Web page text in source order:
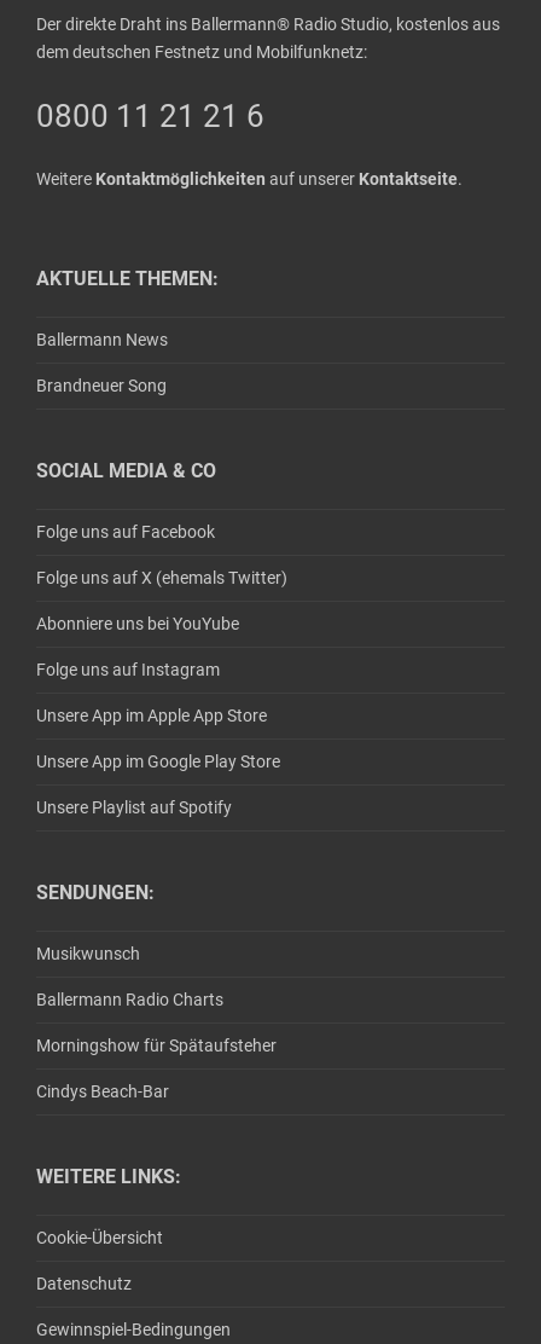
Der direkte Draht ins Ballermann® Radio Studio, kostenlos aus
dem deutschen Festnetz und Mobilfunknetz:
0800 11 21 21 6
Weitere Kontaktmöglichkeiten auf unserer Kontaktseite.
AKTUELLE THEMEN:
Ballermann News
Brandneuer Song
SOCIAL MEDIA & CO
Folge uns auf Facebook
Folge uns auf X (ehemals Twitter)
Abonniere uns bei YouYube
Folge uns auf Instagram
Unsere App im Apple App Store
Unsere App im Google Play Store
Unsere Playlist auf Spotify
SENDUNGEN:
Musikwunsch
Ballermann Radio Charts
Morningshow für Spätaufsteher
Cindys Beach-Bar
WEITERE LINKS:
Cookie-Übersicht
Datenschutz
Gewinnspiel-Bedingungen